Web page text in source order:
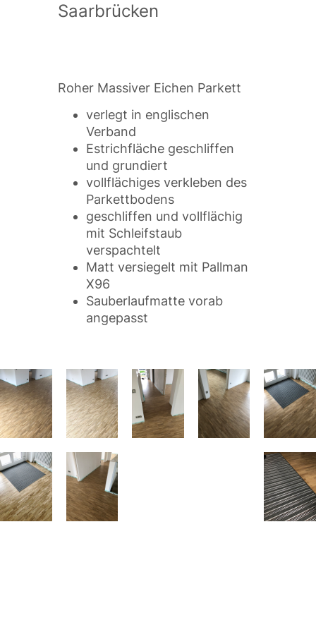
Saarbrücken
Roher Massiver Eichen Parkett
verlegt in englischen
Verband
Estrichfläche geschliffen
und grundiert
vollflächiges verkleben des
Parkettbodens
geschliffen und vollflächig
mit Schleifstaub
verspachtelt
Matt versiegelt mit Pallman
X96
Sauberlaufmatte vorab
angepasst